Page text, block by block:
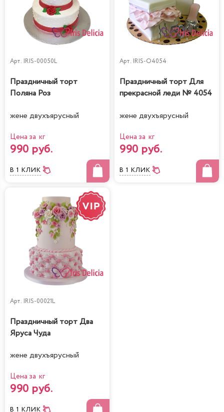
Арт. IRIS-00050L
Праздничный торт
Поляна Роз
жене двухъярусный
Цена за кг
990 руб.
В 1 КЛИК
Арт. IRIS-O4054
Праздничный торт Для
прекрасной леди № 4054
жене двухъярусный
Цена за кг
990 руб.
В 1 КЛИК
Арт. IRIS-00021L
Праздничный торт Два
Яруса Чуда
жене двухъярусный
Цена за кг
990 руб.
В 1 КЛИК